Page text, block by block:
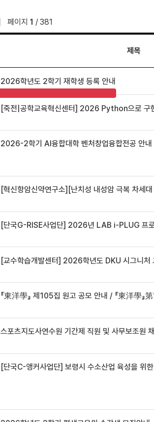
페이지 1 / 381
제목
2026학년도 2학기 재학생 등록 안내
[죽전|공학교육혁신센터] 2026 Python으로 구현하는
2026-2학기 AI융합대학 벤처창업융합전공 안내
[혁신항암신약연구소][난치성 내성암 극복 차세대 신
[단국G-RISE사업단] 2026년 LAB i-PLUG 프
[교수학습개발센터] 2026학년도 DKU 시그니처
『東洋學』 제105집 원고 공모 안내 / 『東洋學』第105輯征稿启
스포츠지도사연수원 기간제 직원 및 사무보조원
[단국C-앵커사업단] 보령시 수소산업 육성을 위